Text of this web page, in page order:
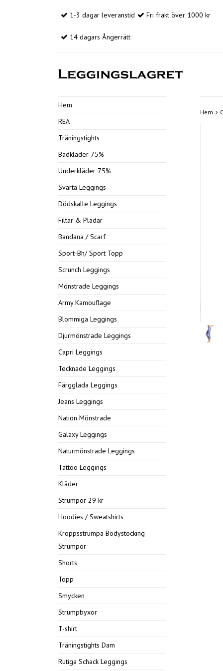
1-3 dagar leveranstid Fri frakt över 1000 kr
14 dagars Ångerrätt
Hem
REA
Träningstights
Badkläder 75%
Underkläder 75%
Svarta Leggings
Dödskalle Leggings
Filtar & Plädar
Bandana / Scarf
Sport-Bh/ Sport Topp
Scrunch Leggings
Mönstrade Leggings
Army Kamouflage
Blommiga Leggings
Djurmönstrade Leggings
Capri Leggings
Tecknade Leggings
Färgglada Leggings
Jeans Leggings
Nation Mönstrade
Galaxy Leggings
Naturmönstrade Leggings
Tattoo Leggings
Kläder
Strumpor 29 kr
Hoodies / Sweatshirts
Kroppsstrumpa Bodystocking
Strumpor
Shorts
Topp
Smycken
Strumpbyxor
T-shirt
Träningstights Dam
Rutiga Schack Leggings
Hem